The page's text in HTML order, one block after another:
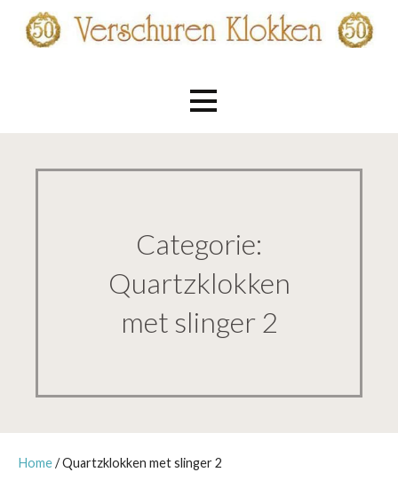
Categorie:
Quartzklokken
met slinger 2
Home/ Quartzklokken met slinger 2